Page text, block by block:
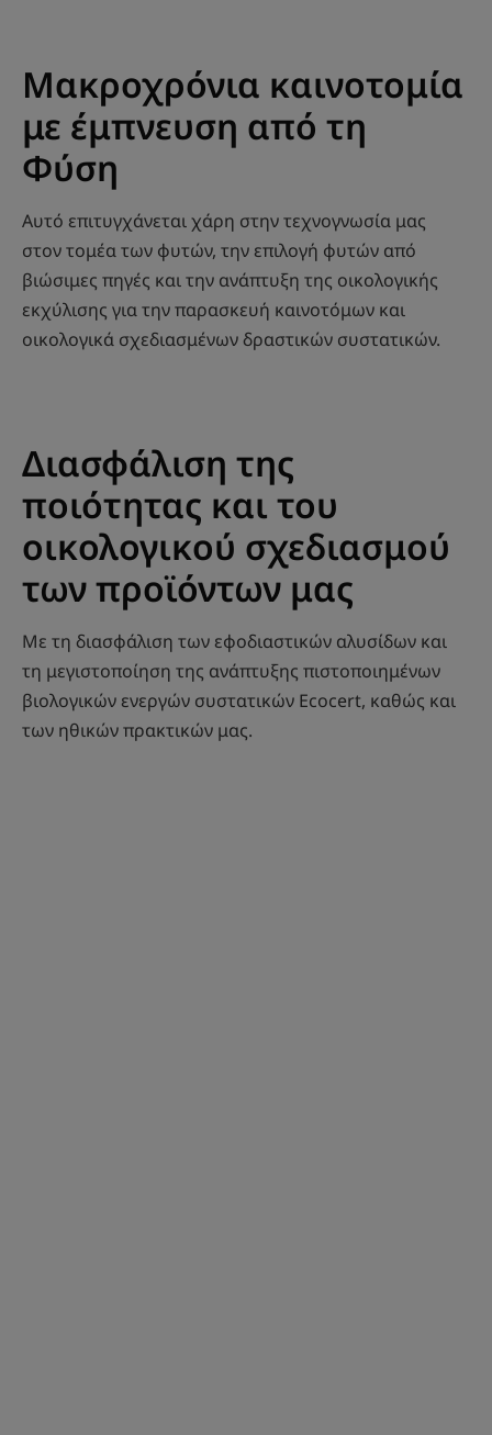
Μακροχρόνια καινοτομία
με έμπνευση από τη
Φύση
Αυτό επιτυγχάνεται χάρη στην τεχνογνωσία μας
στον τομέα των φυτών, την επιλογή φυτών από
βιώσιμες πηγές και την ανάπτυξη της οικολογικής
εκχύλισης για την παρασκευή καινοτόμων και
οικολογικά σχεδιασμένων δραστικών συστατικών.
Διασφάλιση της
ποιότητας και του
οικολογικού σχεδιασμού
των προϊόντων μας
Με τη διασφάλιση των εφοδιαστικών αλυσίδων και
τη μεγιστοποίηση της ανάπτυξης πιστοποιημένων
βιολογικών ενεργών συστατικών Ecocert, καθώς και
των ηθικών πρακτικών μας.